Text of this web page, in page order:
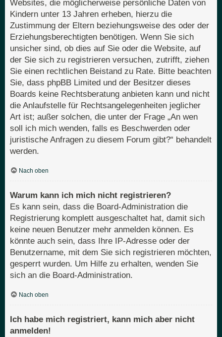
Websites, die möglicherweise persönliche Daten von
Kindern unter 13 Jahren erheben, hierzu die
Zustimmung der Eltern beziehungsweise des oder der
Erziehungsberechtigten benötigen. Wenn Sie sich
unsicher sind, ob dies auf Sie oder die Website, auf
der Sie sich zu registrieren versuchen, zutrifft, ziehen
Sie einen rechtlichen Beistand zu Rate. Bitte beachten
Sie, dass phpBB Limited und der Besitzer dieses
Boards keine Rechtsberatung anbieten kann und nicht
die Anlaufstelle für Rechtsangelegenheiten jeglicher
Art ist; außer solchen, die unter der Frage „An wen
soll ich mich wenden, falls es Beschwerden oder
juristische Anfragen zu diesem Forum gibt?“ behandelt
werden.
Nach oben
Warum kann ich mich nicht registrieren?
Es kann sein, dass die Board-Administration die
Registrierung komplett ausgeschaltet hat, damit sich
keine neuen Benutzer mehr anmelden können. Es
könnte auch sein, dass Ihre IP-Adresse oder der
Benutzername, mit dem Sie sich registrieren möchten,
gesperrt wurden. Um Hilfe zu erhalten, wenden Sie
sich an die Board-Administration.
Nach oben
Ich habe mich registriert, kann mich aber nicht
anmelden!